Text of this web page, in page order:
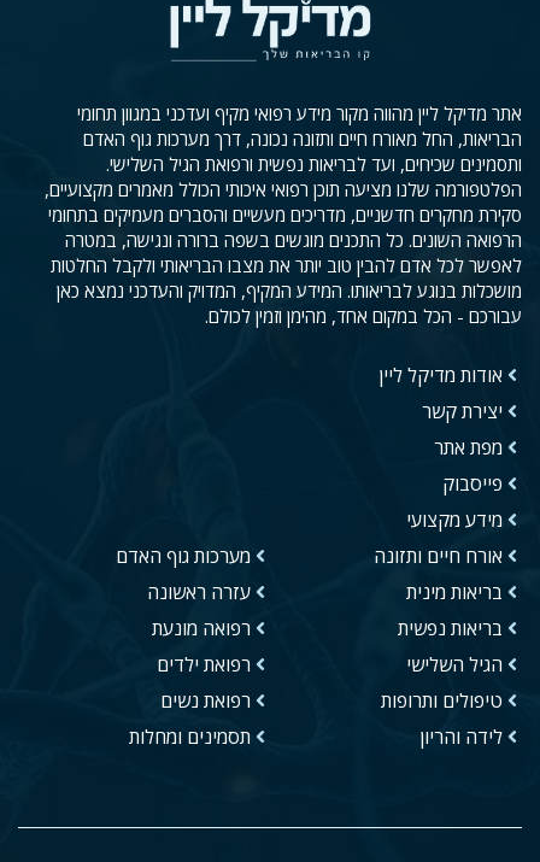
אתר מדיקל ליין מהווה מקור מידע רפואי מקיף ועדכני במגוון תחומי
הבריאות, החל מאורח חיים ותזונה נכונה, דרך מערכות גוף האדם
ותסמינים שכיחים, ועד לבריאות נפשית ורפואת הגיל השלישי.
הפלטפורמה שלנו מציעה תוכן רפואי איכותי הכולל מאמרים מקצועיים,
סקירת מחקרים חדשניים, מדריכים מעשיים והסברים מעמיקים בתחומי
הרפואה השונים. כל התכנים מוגשים בשפה ברורה ונגישה, במטרה
לאפשר לכל אדם להבין טוב יותר את מצבו הבריאותי ולקבל החלטות
מושכלות בנוגע לבריאותו. המידע המקיף, המדויק והעדכני נמצא כאן
עבורכם - הכל במקום אחד, מהימן וזמין לכולם.
אודות מדיקל ליין
יצירת קשר
מפת אתר
פייסבוק
מידע מקצועי
אורח חיים ותזונה
בריאות מינית
בריאות נפשית
הגיל השלישי
טיפולים ותרופות
לידה והריון
מערכות גוף האדם
עזרה ראשונה
רפואה מונעת
רפואת ילדים
רפואת נשים
תסמינים ומחלות